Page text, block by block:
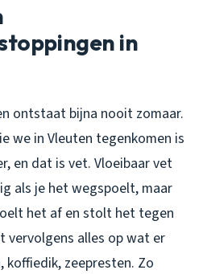
in
ontstaat bijna nooit zomaar.
we in Vleuten tegenkomen is
en dat is vet. Vloeibaar vet
als je het wegspoelt, maar
het af en stolt het tegen
vervolgens alles op wat er
zeepresten. Zo